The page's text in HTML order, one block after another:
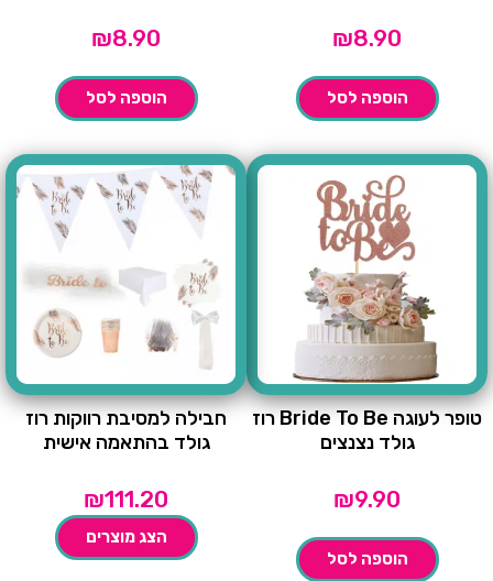
₪8.90
הוספה לסל
₪8.90
הוספה לסל
טופר לעוגה Bride To Be רוז
גולד נצנצים
₪9.90
הוספה לסל
חבילה למסיבת רווקות רוז
גולד בהתאמה אישית
₪111.20
הצג מוצרים